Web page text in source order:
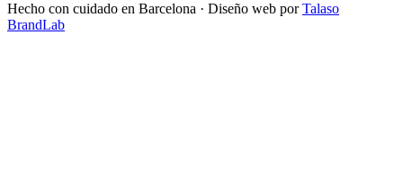
Hecho con cuidado en Barcelona · Diseño web porTalaso
BrandLab